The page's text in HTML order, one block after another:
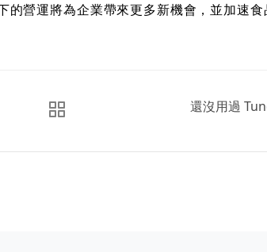
的營運將為企業帶來更多新機會，並加速
還沒用過